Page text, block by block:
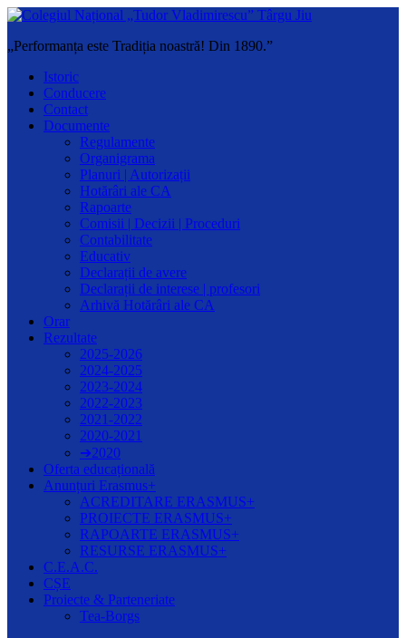
„Performanța este Tradiția noastră! Din 1890.”
Istoric
Conducere
Contact
Documente
Regulamente
Organigrama
Planuri | Autorizații
Hotărâri ale CA
Rapoarte
Comisii | Decizii | Proceduri
Contabilitate
Educativ
Declarații de avere
Declarații de interese | profesori
Arhivă Hotărâri ale CA
Orar
Rezultate
2025-2026
2024-2025
2023-2024
2022-2023
2021-2022
2020-2021
➔2020
Oferta educațională
Anunțuri Erasmus+
ACREDITARE ERASMUS+
PROIECTE ERASMUS+
RAPOARTE ERASMUS+
RESURSE ERASMUS+
C.E.A.C.
CȘE
Proiecte & Parteneriate
Tea-Borgs